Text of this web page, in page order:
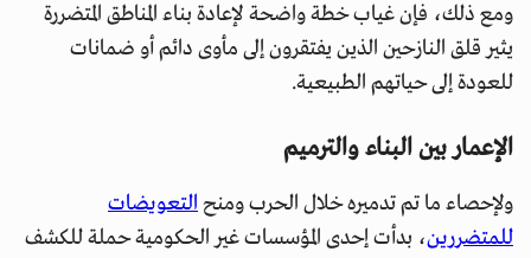
ومع ذلك، فإن غياب خطة واضحة لإعادة بناء المناطق المتضررة
يثير قلق النازحين الذين يفتقرون إلى مأوى دائم أو ضمانات
للعودة إلى حياتهم الطبيعية.
الإعمار بين البناء والترميم
ولإحصاء ما تم تدميره خلال الحرب ومنحالتعويضات
للمتضررين، بدأت إحدى المؤسسات غير الحكومية حملة للكشف